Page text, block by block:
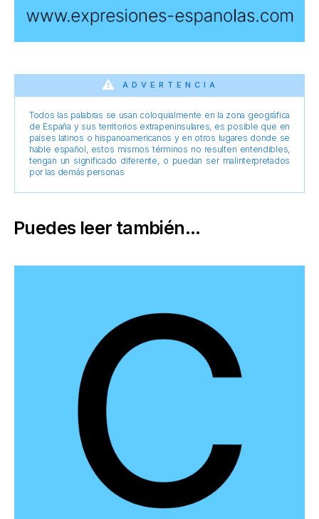
ADVERTENCIA
Todos las palabras se usan coloquialmente en la zona geográfica
de España y sus territorios extrapeninsulares, es posible que en
países latinos o hispanoamericanos y en otros lugares donde se
hable español, estos mismos términos no resulten entendibles,
tengan un significado diferente, o puedan ser malinterpretados
por las demás personas
Puedes leer también...